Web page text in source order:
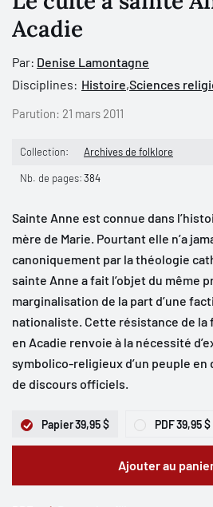
Acadie
Par: Denise Lamontagne
Disciplines: Histoire,Sciences
Parution: 21 mars 2011
Collection: Archives de folklore
Nb. de pages:384
Sainte Anne est connue dans
mère de Marie. Pourtant elle n’a
canoniquement par la théologie
sainte Anne a fait l’objet du même
marginalisation de la part d’une
nationaliste. Cette résistance de la
en Acadie renvoie à la nécessité
symbolico-religieux d’un peuple
de discours officiels.
Papier39,95 $ PDF39,95 $
Ajouter au